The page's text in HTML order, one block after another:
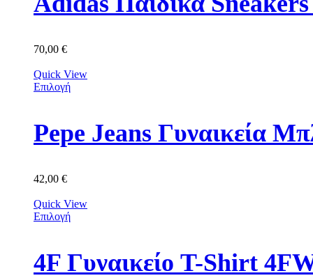
70,00 €
Quick View
Επιλογή
Pepe Jeans Γυναικεία
42,00 €
Quick View
Επιλογή
4F Γυναικείο T-Shirt